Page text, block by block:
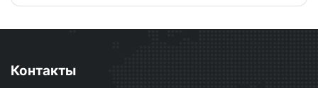
Контакты